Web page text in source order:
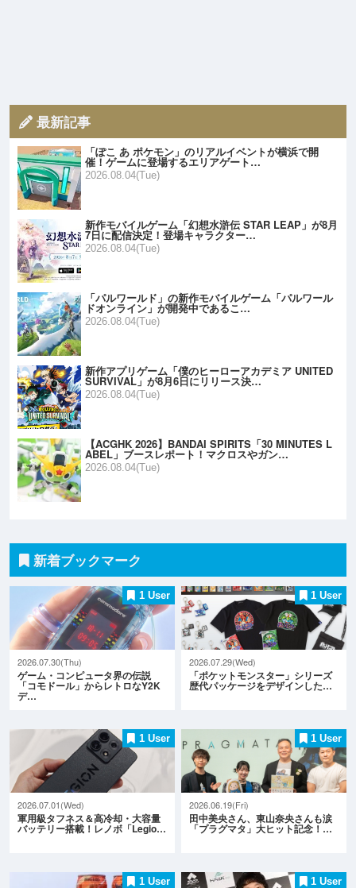
最新記事
「ぽこ あ ポケモン」のリアルイベントが横浜で開
催！ゲームに登場するエリアゲート…
2026.08.04(Tue)
新作モバイルゲーム「幻想水滸伝 STAR LEAP」が8月
7日に配信決定！登場キャラクター…
2026.08.04(Tue)
「パルワールド」の新作モバイルゲーム「パルワール
ドオンライン」が開発中であるこ…
2026.08.04(Tue)
新作アプリゲーム「僕のヒーローアカデミア UNITED
SURVIVAL」が8月6日にリリース決…
2026.08.04(Tue)
【ACGHK 2026】BANDAI SPIRITS「30 MINUTES L
ABEL」ブースレポート！マクロスやガン…
2026.08.04(Tue)
新着ブックマーク
1 User
2026.07.30(Thu)
ゲーム・コンピュータ界の伝説
「コモドール」からレトロなY2K
デ…
1 User
2026.07.29(Wed)
「ポケットモンスター」シリーズ
歴代パッケージをデザインした…
1 User
2026.07.01(Wed)
軍用級タフネス＆高冷却・大容量
バッテリー搭載！レノボ「Legio…
1 User
2026.06.19(Fri)
田中美央さん、東山奈央さんも涙
「プラグマタ」大ヒット記念！…
1 User 1 User